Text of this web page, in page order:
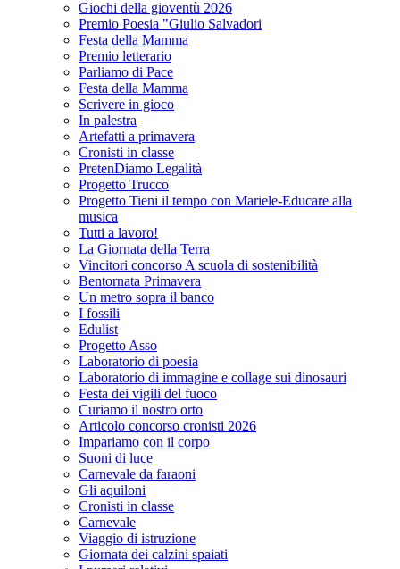
Giochi della gioventù 2026
Premio Poesia "Giulio Salvadori
Festa della Mamma
Premio letterario
Parliamo di Pace
Festa della Mamma
Scrivere in gioco
In palestra
Artefatti a primavera
Cronisti in classe
PretenDiamo Legalità
Progetto Trucco
Progetto Tieni il tempo con Mariele-Educare alla
musica
Tutti a lavoro!
La Giornata della Terra
Vincitori concorso A scuola di sostenibilità
Bentornata Primavera
Un metro sopra il banco
I fossili
Edulist
Progetto Asso
Laboratorio di poesia
Laboratorio di immagine e collage sui dinosauri
Festa dei vigili del fuoco
Curiamo il nostro orto
Articolo concorso cronisti 2026
Impariamo con il corpo
Suoni di luce
Carnevale da faraoni
Gli aquiloni
Cronisti in classe
Carnevale
Viaggio di istruzione
Giornata dei calzini spaiati